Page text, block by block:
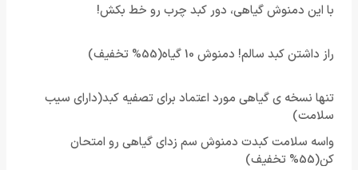
با این دمنوش گیاهی، دور کبد چرب رو خط بکش!
راز داشتن کبد سالم! دمنوش 10 گیاه(55% تخفیف)
تنها نسخه ی گیاهی مورد اعتماد برای تصفیه کبد(دارای سیب
سلامت)
واسه سلامت کبدت دمنوش سم زدای گیاهی رو امتحان
کن(55% تخفیف)